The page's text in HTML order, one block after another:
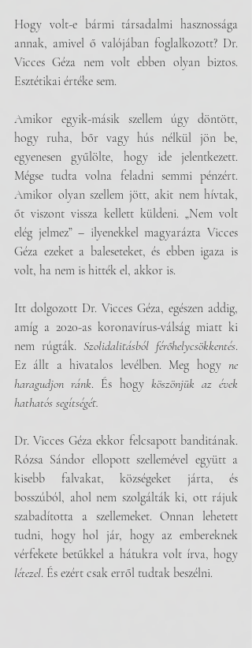
Hogy volt-e bármi társadalmi hasznossága
annak, amivel ő valójában foglalkozott? Dr.
Vicces Géza nem volt ebben olyan biztos.
Esztétikai értéke sem.
Amikor egyik-másik szellem úgy döntött,
hogy ruha, bőr vagy hús nélkül jön be,
egyenesen gyűlölte, hogy ide jelentkezett.
Mégse tudta volna feladni semmi pénzért.
Amikor olyan szellem jött, akit nem hívtak,
őt viszont vissza kellett küldeni. „Nem volt
elég jelmez” – ilyenekkel magyarázta Vicces
Géza ezeket a baleseteket, és ebben igaza is
volt, ha nem is hitték el, akkor is.
Itt dolgozott Dr. Vicces Géza, egészen addig,
amíg a 2020-as koronavírus-válság miatt ki
nem rúgták. Szolidalitásból férőhelycsökkentés.
Ez állt a hivatalos levélben. Meg hogy ne
haragudjon ránk. És hogy köszönjük az évek
hathatós segítségét.
Dr. Vicces Géza ekkor felcsapott banditának.
Rózsa Sándor ellopott szellemével együtt a
kisebb falvakat, községeket járta, és
bosszúból, ahol nem szolgálták ki, ott rájuk
szabadította a szellemeket. Onnan lehetett
tudni, hogy hol jár, hogy az embereknek
létezel. És ezért csak erről tudtak beszélni.